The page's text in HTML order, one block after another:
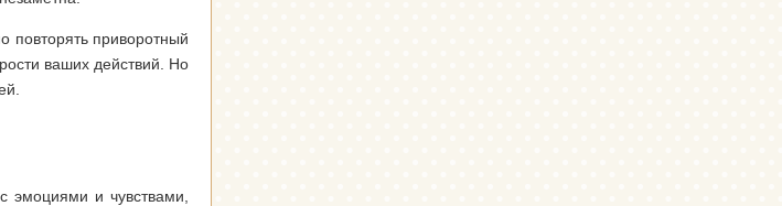
повторять приворотный
ваших действий. Но
эмоциями и чувствами,